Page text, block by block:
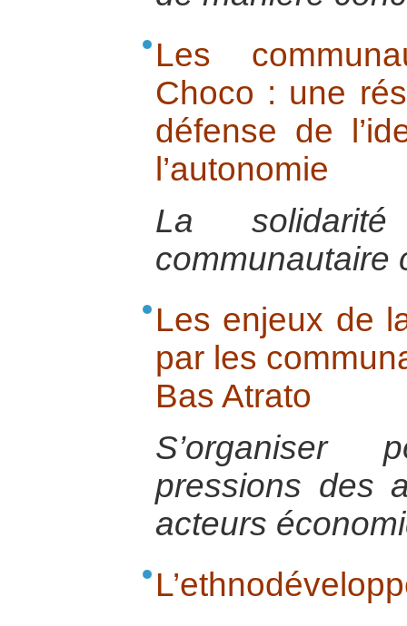
Les
Choco : une
défense de
l’autonomie
La
communautaire
Les enjeux de
par les
Bas Atrato
S’organiser
pressions des
acteurs